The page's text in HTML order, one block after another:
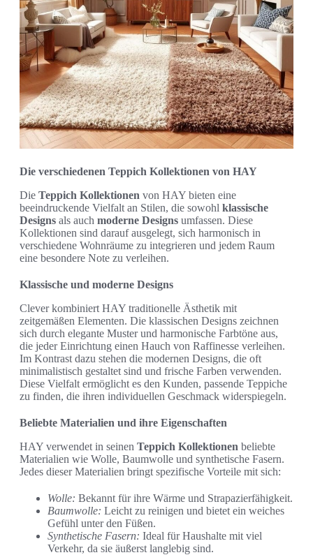
Die verschiedenen Teppich Kollektionen von HAY
Die Teppich Kollektionen von HAY bieten eine
beeindruckende Vielfalt an Stilen, die sowohl klassische
Designs als auch moderne Designs umfassen. Diese
Kollektionen sind darauf ausgelegt, sich harmonisch in
verschiedene Wohnräume zu integrieren und jedem Raum
eine besondere Note zu verleihen.
Klassische und moderne Designs
Clever kombiniert HAY traditionelle Ästhetik mit
zeitgemäßen Elementen. Die klassischen Designs zeichnen
sich durch elegante Muster und harmonische Farbtöne aus,
die jeder Einrichtung einen Hauch von Raffinesse verleihen.
Im Kontrast dazu stehen die modernen Designs, die oft
minimalistisch gestaltet sind und frische Farben verwenden.
Diese Vielfalt ermöglicht es den Kunden, passende Teppiche
zu finden, die ihren individuellen Geschmack widerspiegeln.
Beliebte Materialien und ihre Eigenschaften
HAY verwendet in seinen Teppich Kollektionen beliebte
Materialien wie Wolle, Baumwolle und synthetische Fasern.
Jedes dieser Materialien bringt spezifische Vorteile mit sich:
Wolle: Bekannt für ihre Wärme und Strapazierfähigkeit.
Baumwolle: Leicht zu reinigen und bietet ein weiches
Gefühl unter den Füßen.
Synthetische Fasern: Ideal für Haushalte mit viel
Verkehr, da sie äußerst langlebig sind.